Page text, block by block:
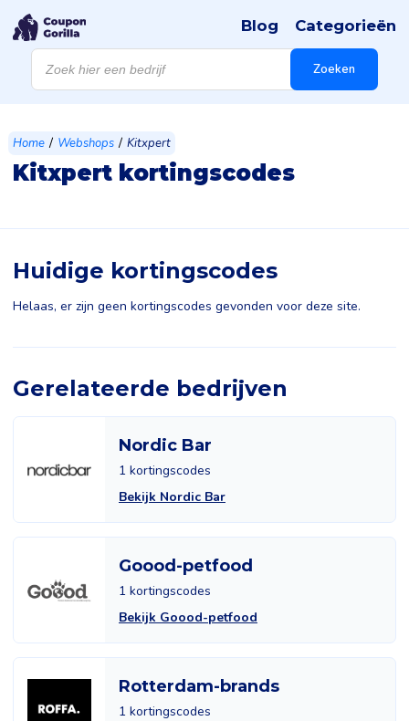
Producten
zoeken Zoeken
Blog Categorieën
Home / Webshops / Kitxpert
Kitxpert kortingscodes
Huidige kortingscodes
Helaas, er zijn geen kortingscodes gevonden voor deze site.
Gerelateerde bedrijven
Nordic Bar
1 kortingscodes
Bekijk Nordic Bar
Goood-petfood
1 kortingscodes
Bekijk Goood-petfood
Rotterdam-brands
1 kortingscodes